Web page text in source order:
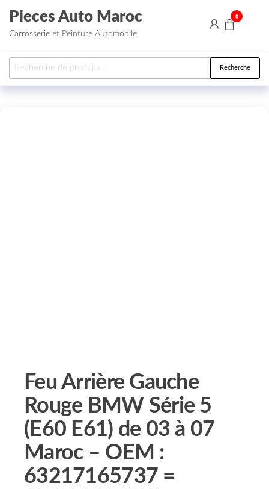
Aller au contenu
Pieces Auto Maroc
Carrosserie et Peinture Automobile
0
Recherche pour : Recherche
Feu Arrière Gauche
Rouge BMW Série 5
(E60 E61) de 03 à 07
Maroc – OEM :
63217165737 =